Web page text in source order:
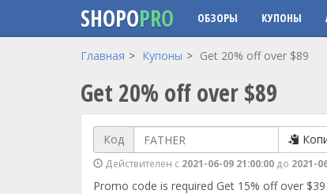
Перейти к основному содержанию
SHOPOPRO ОБЗОРЫ КУПОНЫ
Главная Купоны Get 20% off over $89
Get 20% off over $89
Код
Действителен с 2021-06-09 21:00:00 до 2021-
Promo code is required Get 15% off over $39